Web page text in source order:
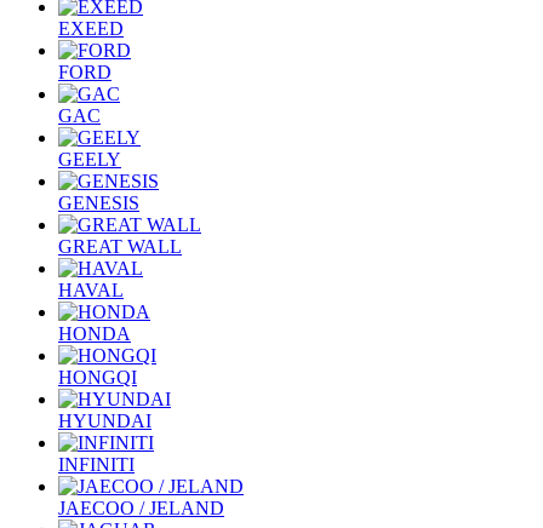
EXEED
FORD
GAC
GEELY
GENESIS
GREAT WALL
HAVAL
HONDA
HONGQI
HYUNDAI
INFINITI
JAECOO / JELAND